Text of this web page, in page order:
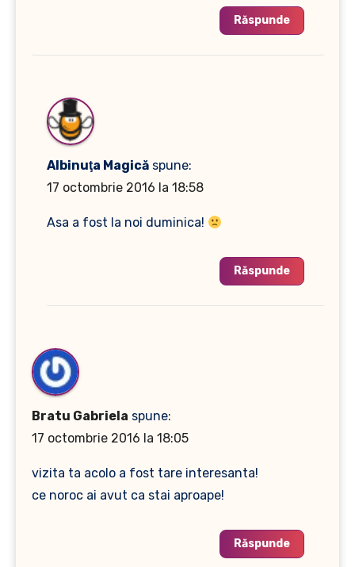
Răspunde
Albinuţa Magică spune:
17 octombrie 2016 la 18:58
Asa a fost la noi duminica!
Răspunde
Bratu Gabriela spune:
17 octombrie 2016 la 18:05
vizita ta acolo a fost tare interesanta!
ce noroc ai avut ca stai aproape!
Răspunde